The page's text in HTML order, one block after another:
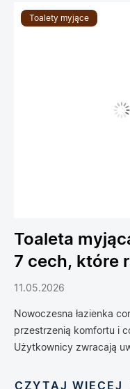
Toalety myjące
Toaleta
7 cech, które
podnoszą
codziennego
11.05.2026
Nowoczesna łazienka
przestrzenią komfortu i
Użytkownicy zwracają
poprawiają wygodę,
CZYTAJ WIĘCEJ